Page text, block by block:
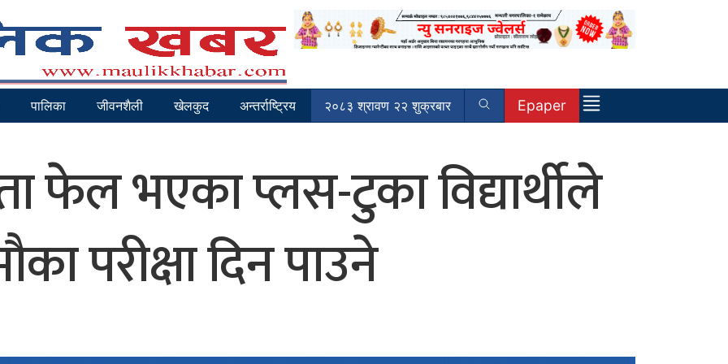
पालिका जीवनशैली खेलकुद अन्तर्राष्ट्रिय २०८३ श्रावण २२ शुक्रबार Epaper
फेल भएका प्लस-टुका विद्यार्थीले
परीक्षा दिन पाउने